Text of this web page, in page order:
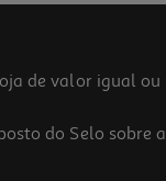
de valor igual
do Selo sobre